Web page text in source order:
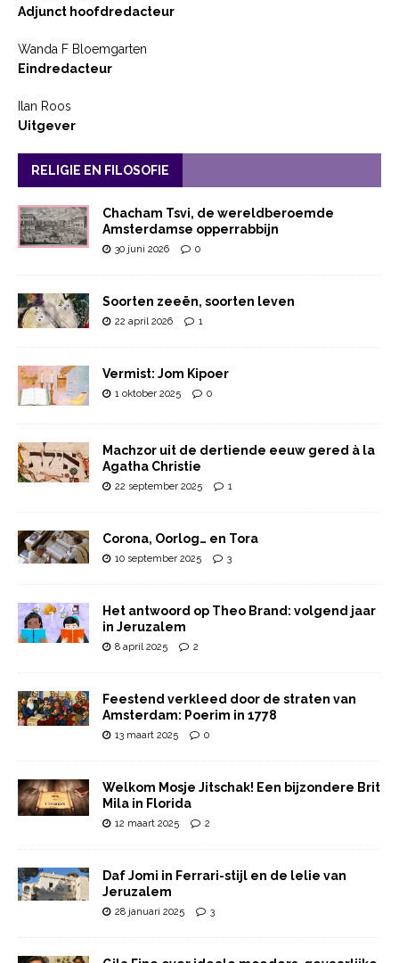
Adjunct hoofdredacteur
Wanda F Bloemgarten
Eindredacteur
Ilan Roos
Uitgever
RELIGIE EN FILOSOFIE
Chacham Tsvi, de wereldberoemde
Amsterdamse opperrabbijn
30 juni 2026 0
Soorten zeeën, soorten leven
22 april 2026 1
Vermist: Jom Kipoer
1 oktober 2025 0
Machzor uit de dertiende eeuw gered à la
Agatha Christie
22 september 2025 1
Corona, Oorlog… en Tora
10 september 2025 3
Het antwoord op Theo Brand: volgend jaar
in Jeruzalem
8 april 2025 2
Feestend verkleed door de straten van
Amsterdam: Poerim in 1778
13 maart 2025 0
Welkom Mosje Jitschak! Een bijzondere Brit
Mila in Florida
12 maart 2025 2
Daf Jomi in Ferrari-stijl en de lelie van
Jeruzalem
28 januari 2025 3